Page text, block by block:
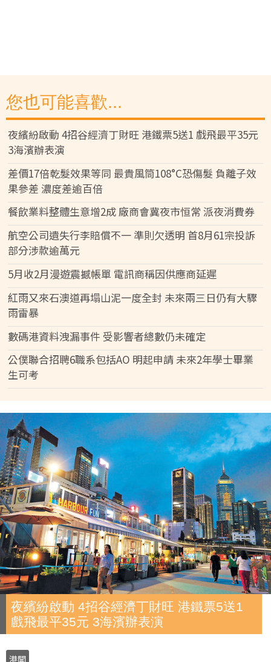
您也可能喜歡...
夜繽紛啟動 4招谷經濟丁財旺 港鐵票5送1 戲飛最平35元
3海濱辦表演
差價17倍乾髮效果等同 最貴風筒108°C恐傷髮 負離子效
果參差 濃度差逾百倍
餐飲業料整體生意增2成 廠商會冀夜市恒常 派夜消費券
航空公司遺失行李賠償不一 準則欠透明 首8月61宗投訴
部分涉款逾萬元
5月收2月漫遊震撼帳單 電訊商稱因供應商延遲
紅雨又來石澳道再塌山泥一度全封 未來兩三日仍有大驟
雨雷暴
數碼港資料洩漏事件 受影響者總數仍未確定
公僕聯合招聘6職系包括AO 明起申請 未來2年學士畢業
生可考
夜繽紛啟動 4招谷經濟丁財旺 港鐵票5送1
戲飛最平35元 3海濱辦表演
港聞